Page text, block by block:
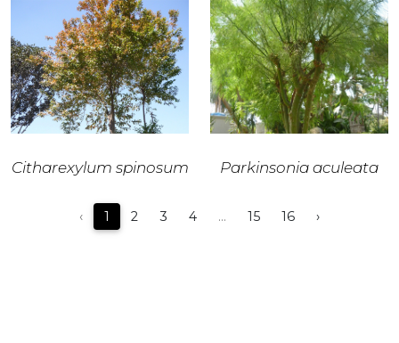
Citharexylum spinosum Parkinsonia aculeata
‹ 1 2 3 4 ... 15 16 ›